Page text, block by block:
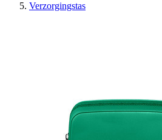
Verzorgingstas